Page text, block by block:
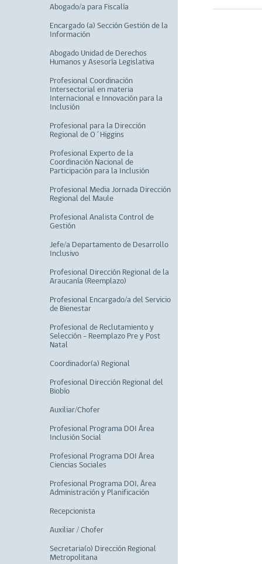
Abogado/a para Fiscalía
Encargado (a) Sección Gestión de la
Información
Abogado Unidad de Derechos
Humanos y Asesoría Legislativa
Profesional Coordinación
Intersectorial en materia
Internacional e Innovación para la
Inclusión
Profesional para la Dirección
Regional de O´Higgins
Profesional Experto de la
Coordinación Nacional de
Participación para la Inclusión
Profesional Media Jornada Dirección
Regional del Maule
Profesional Analista Control de
Gestión
Jefe/a Departamento de Desarrollo
Inclusivo
Profesional Dirección Regional de la
Araucanía (Reemplazo)
Profesional Encargado/a del Servicio
de Bienestar
Profesional de Reclutamiento y
Selección - Reemplazo Pre y Post
Natal
Coordinador(a) Regional
Profesional Dirección Regional del
Biobío
Auxiliar/Chofer
Profesional Programa DOI Área
Inclusión Social
Profesional Programa DOI Área
Ciencias Sociales
Profesional Programa DOI, Área
Administración y Planificación
Recepcionista
Auxiliar / Chofer
Secretaria(o) Dirección Regional
Metropolitana